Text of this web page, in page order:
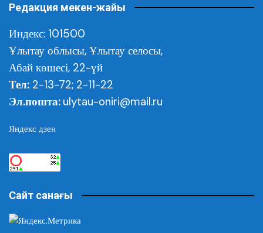
Редакция мекен-жайы
Индекс: 101500
Ұлытау облысы, Ұлытау селосы,
Абай көшесі, 22-үй
Тел: 2-13-72; 2-11-22
Эл.пошта: ulytau-oniri@mail.ru
Яндекс дзен
Сайт санағы